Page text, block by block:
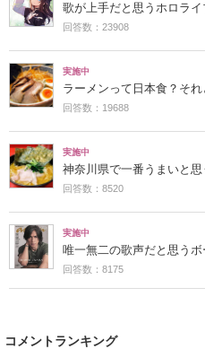
歌が上手だと思うホロライ
回答数：23908
実施中
ラーメンって日本食？それ
回答数：19688
実施中
神奈川県で一番うまいと
回答数：8520
実施中
唯一無二の歌声だと思うボ
回答数：8175
コメントランキング